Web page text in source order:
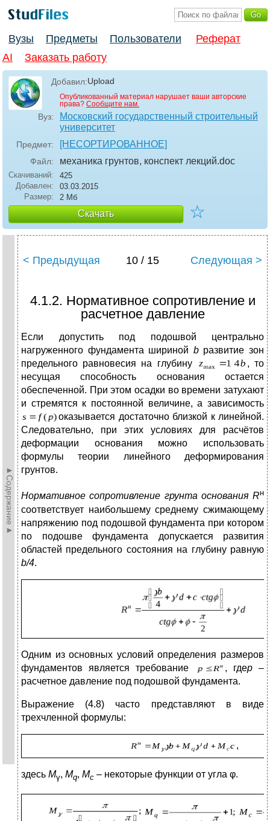
Вузы Предметы Пользователи
Реферат
AI
Заказать работу
Добавил:Upload
Опубликованный материал нарушает ваши авторские
права? Сообщите нам.
Вуз:
Московский государственный строительный
университет
Предмет: [НЕСОРТИРОВАННОЕ]
Файл: механика грунтов, конспект лекций.doc
Скачиваний:
425
Добавлен:
03.03.2015
Размер:
2 Мб
Скачать ☆
►Содержание►
< Предыдущая 10 / 15 Следующая >
4.1.2. Нормативное сопротивление и
расчетное давление
Если допустить под подошвой центрально
нагруженного фундамента шириной bразвитие зон
предельного равновесия на глубину
, то
несущая способность основания остается
обеспеченной. При этом осадки во времени затухают
и стремятся к постоянной величине, а зависимость
оказывается достаточно близкой к линейной.
Следовательно, при этих условиях для расчётов
деформации основания можно использовать
формулы теории линейного деформирования
грунтов.
Нормативное сопротивление грунта основания Rн
соответствует наибольшему среднему сжимающему
напряжению под подошвой фундамента при котором
по подошве фундамента допускается развития
областей предельного состояния на глубину равную
b/4.
Одним из основных условий определения размеров
фундаментов является требование
, гдер–
расчетное давление под подошвой фундамента.
Выражение (4.8) часто представляют в виде
трехчленной формулы:
,
здесь Mγ, Mq, Mc – некоторые функции от угла φ.